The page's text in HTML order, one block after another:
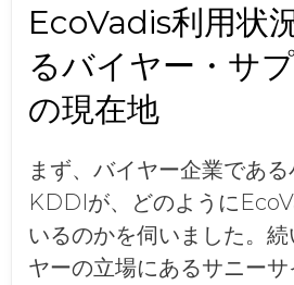
EcoVadis利用状
るバイヤー・サ
の現在地
まず、バイヤー企業であ
KDDIが、どのように
いるのかを伺いました。
ヤーの立場にあるサニー